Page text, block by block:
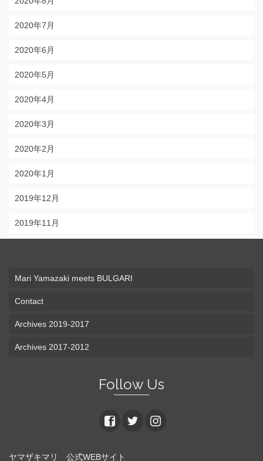
2020年7月
2020年6月
2020年5月
2020年4月
2020年3月
2020年2月
2020年1月
2019年12月
2019年11月
Mari Yamazaki meets BULGARI
Contact
Archives 2019-2017
Archives 2017-2012
Follow Us
ヤマザキマリ 公式WEBサイト